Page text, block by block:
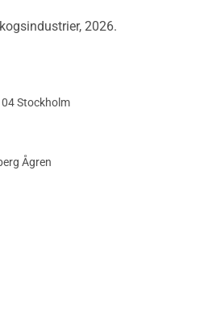
Obehandlat
2026.
Stockholm
Ågren